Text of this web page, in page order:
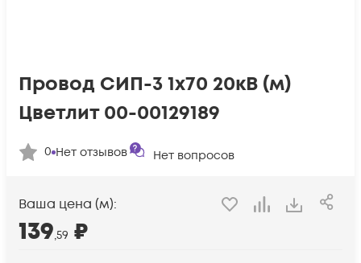
Провод СИП-3 1х70 20кВ (м)
Цветлит 00-00129189
0 Нет отзывов Нет вопросов
Ваша цена (м):
139,59 ₽